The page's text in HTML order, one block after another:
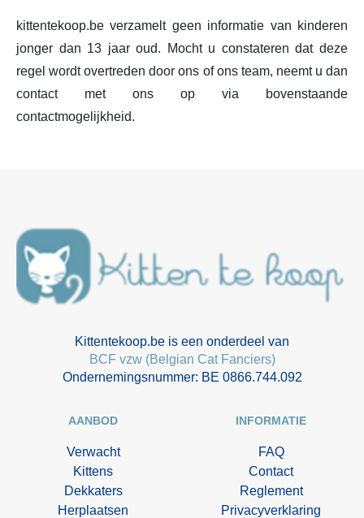
kittentekoop.be verzamelt geen informatie van kinderen
jonger dan 13 jaar oud. Mocht u constateren dat deze
regel wordt overtreden door ons of ons team, neemt u dan
contact met ons op via bovenstaande
contactmogelijkheid.
Kittentekoop.be is een onderdeel van
BCF vzw (Belgian Cat Fanciers)
Ondernemingsnummer: BE 0866.744.092
AANBOD
Verwacht
Kittens
Dekkaters
Herplaatsen
INFORMATIE
FAQ
Contact
Reglement
Privacyverklaring